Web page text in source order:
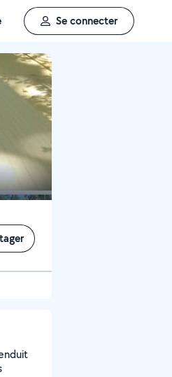
Se connecter